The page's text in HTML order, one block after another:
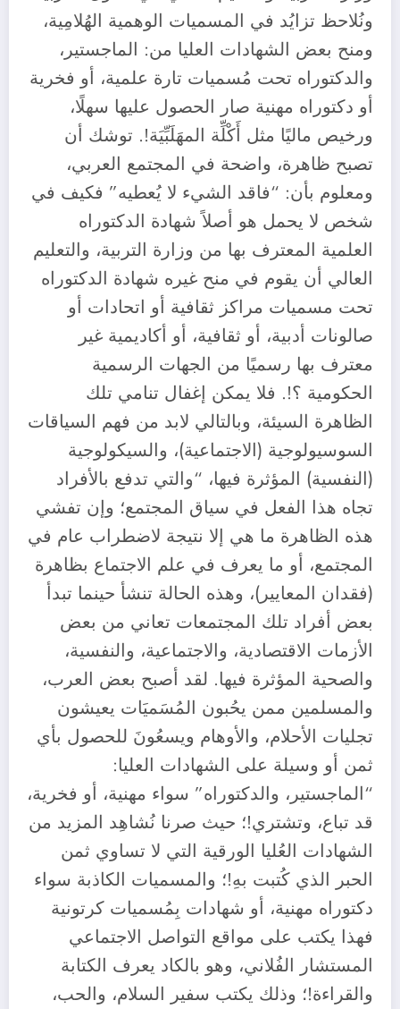
ونُلاحظ تزايُد في المسميات الوهمية الهُلامِية،
ومنح بعض الشهادات العليا من: الماجستير،
والدكتوراه تحت مُسميات تارة علمية، أو فخرية
أو دكتوراه مهنية صار الحصول عليها سهلًا،
ورخيص ماليًا مثل أَكْلِّة المهَلَبِّيَة!. توشك أن
تصبح ظاهرة، واضحة في المجتمع العربي،
ومعلوم بأن: “فاقد الشيء لا يُعطيه” فكيف في
شخص لا يحمل هو أصلاً شهادة الدكتوراه
العلمية المعترف بها من وزارة التربية، والتعليم
العالي أن يقوم في منح غيره شهادة الدكتوراه
تحت مسميات مراكز ثقافية أو اتحادات أو
صالونات أدبية، أو ثقافية، أو أكاديمية غير
معترف بها رسميًا من الجهات الرسمية
الحكومية ؟!. فلا يمكن إغفال تنامي تلك
الظاهرة السيئة، وبالتالي لابد من فهم السياقات
السوسيولوجية (الاجتماعية)، والسيكولوجية
(النفسية) المؤثرة فيها، “والتي تدفع بالأفراد
تجاه هذا الفعل في سياق المجتمع؛ وإن تفشي
هذه الظاهرة ما هي إلا نتيجة لاضطراب عام في
المجتمع، أو ما يعرف في علم الاجتماع بظاهرة
(فقدان المعايير)، وهذه الحالة تنشأ حينما تبدأ
بعض أفراد تلك المجتمعات تعاني من بعض
الأزمات الاقتصادية، والاجتماعية، والنفسية،
والصحية المؤثرة فيها. لقد أصبح بعض العرب،
والمسلمين ممن يحُبون المُسَميَات يعيشون
تجليات الأحلام، والأوهام ويسعُونَ للحصول بأي
ثمن أو وسيلة على الشهادات العليا:
“الماجستير، والدكتوراه” سواء مهنية، أو فخرية،
قد تباع، وتشتري!؛ حيث صرنا نُشاهِد المزيد من
الشهادات العُليا الورقية التي لا تساوي ثمن
الحبر الذي كُتبت بهِ!؛ والمسميات الكاذبة سواء
دكتوراه مهنية، أو شهادات بِمُسميات كرتونية
فهذا يكتب على مواقع التواصل الاجتماعي
المستشار الفُلاني، وهو بالكاد يعرف الكتابة
والقراءة!؛ وذلك يكتب سفير السلام، والحب،